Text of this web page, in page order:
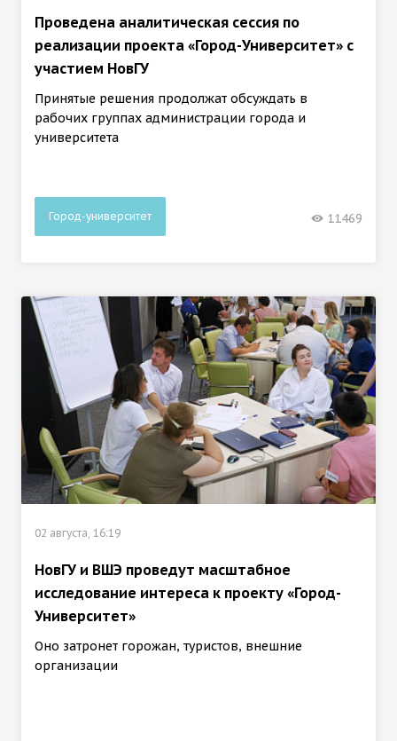
Проведена аналитическая сессия по
реализации проекта «Город-Университет» с
участием НовГУ
Принятые решения продолжат обсуждать в
рабочих группах администрации города и
университета
Город-университет 11469
02 августа, 16:19
НовГУ и ВШЭ проведут масштабное
исследование интереса к проекту «Город-
Университет»
Оно затронет горожан, туристов, внешние
организации